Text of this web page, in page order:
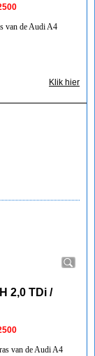
van de Audi A4
Klik hier
2,0 TDi /
van de Audi A4